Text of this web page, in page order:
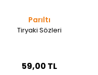
Parıltı
Tiryaki Sözleri
59,00 TL